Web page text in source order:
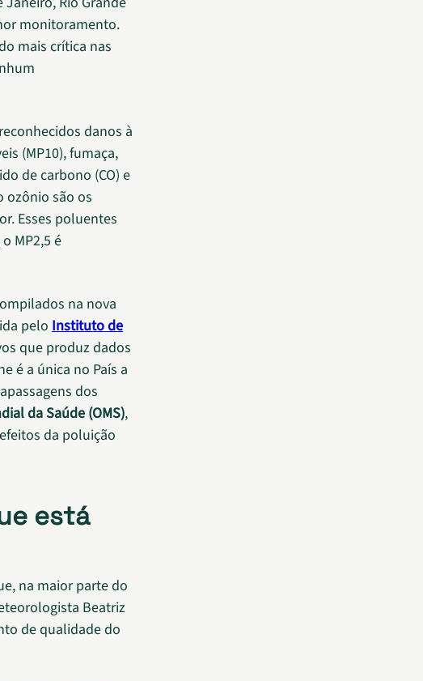
monitoramento.
mais crítica nas
danos à
(MP10), fumaça,
de carbono (CO) e
ozônio são os
Esses poluentes
MP2,5 é
na nova
pelo Instituto de
que produz dados
é a única no País a
dos
da Saúde (OMS),
da poluição
está
na maior parte do
Beatriz
de qualidade do